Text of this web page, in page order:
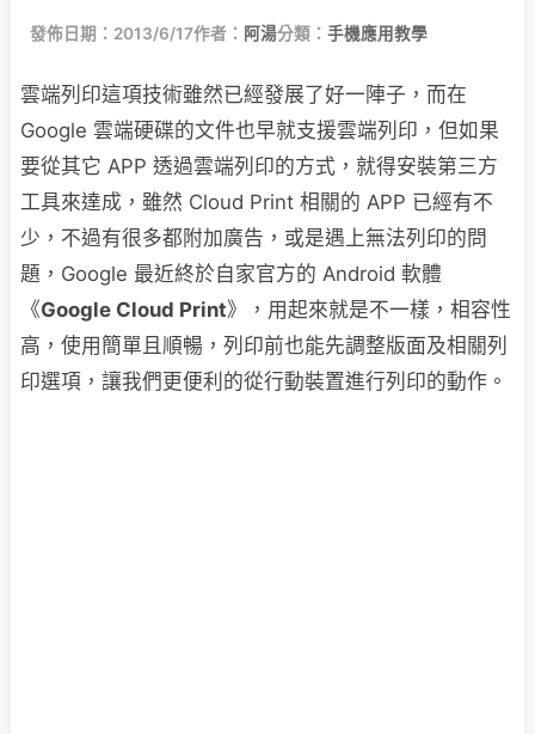
發佈日期：2013/6/17作者： 阿湯分類： 手機應用教學
雲端列印這項技術雖然已經發展了好一陣子，而在
Google 雲端硬碟的文件也早就支援雲端列印，但如果
要從其它 APP 透過雲端列印的方式，就得安裝第三方
工具來達成，雖然 Cloud Print 相關的 APP 已經有不
少，不過有很多都附加廣告，或是遇上無法列印的問
題，Google 最近終於自家官方的 Android 軟體
《Google Cloud Print》，用起來就是不一樣，相容性
高，使用簡單且順暢，列印前也能先調整版面及相關列
印選項，讓我們更便利的從行動裝置進行列印的動作。